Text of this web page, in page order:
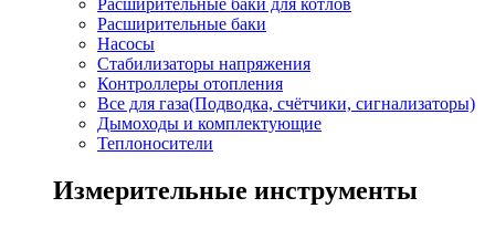
Расширительные баки для котлов
Расширительные баки
Насосы
Стабилизаторы напряжения
Контроллеры отопления
Все для газа(Подводка, счётчики, сигнализаторы)
Дымоходы и комплектующие
Теплоносители
Измерительные инструменты